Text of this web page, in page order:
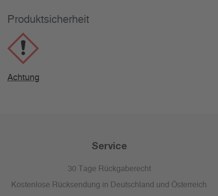
Produktsicherheit
Achtung
Service
30 Tage Rückgaberecht
Kostenlose Rücksendung in Deutschland und Österreich